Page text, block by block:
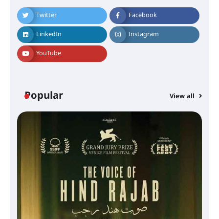
Twitter Facebook
LinkedIn Instagram
YouTube
Popular View all
സെന്റ് ജോസഫ്സ് കോളജ്
കോമേഴ്‌സ് അസോസിയേഷന്
തുടക്കമായി